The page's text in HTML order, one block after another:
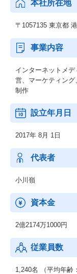
本社所在地
〒1057135 東京都
事業内容
インターネットメ
営、マーケティング
制作
設立年月日
2017年 8月 1日
代表者
小川嶺
資本金
2億2174万1000円
従業員数
1,240名 （平均年齢